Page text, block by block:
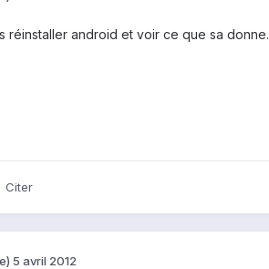
réinstaller android et voir ce que sa donne.
Citer
5 avril 2012